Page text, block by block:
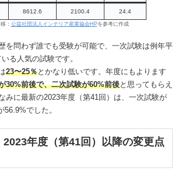
8612.6 2100.4 24.4
： 公益社団法人インテリア産業協会HPを参考に作成
を問わず誰でも受験が可能で、一次試験は例年平
る人気の試験です。
23〜25％とかなり低いです。年度にもよります
30%前後で、二次試験が60%前後と思ってもらえ
みに最新の2023年度（第41回）は、一次試験が
でした。
2023年度（第41回）以降の変更点